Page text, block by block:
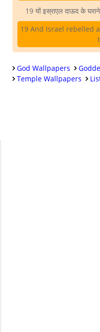
19 यों इस्राएल दाऊद के
19 And Israel rebelled
God Wallpapers
Temple Wallpapers